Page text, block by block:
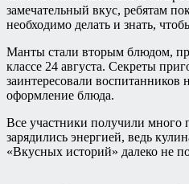
замечательный вкус, ребятам
необходимо делать и знать,
Манты стали вторым блюдом,
классе 24 августа. Секреты
заинтересовали воспитанников
оформление блюда.
Все участники получили много
зарядились энергией, ведь
«Вкусных историй» далеко не